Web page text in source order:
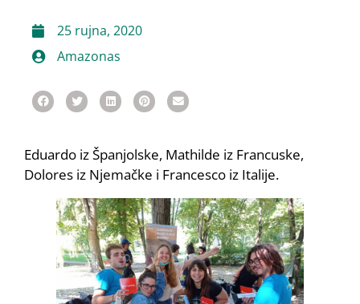
25 rujna, 2020
Amazonas
Eduardo iz Španjolske, Mathilde iz Francuske,
Dolores iz Njemačke i Francesco iz Italije.